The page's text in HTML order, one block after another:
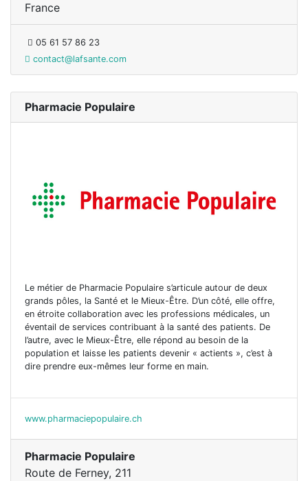
France
05 61 57 86 23
contact@lafsante.com
Pharmacie Populaire
Le métier de Pharmacie Populaire s’articule autour de deux
grands pôles, la Santé et le Mieux-Être. D’un côté, elle offre,
en étroite collaboration avec les professions médicales, un
éventail de services contribuant à la santé des patients. De
l’autre, avec le Mieux-Être, elle répond au besoin de la
population et laisse les patients devenir « actients », c’est à
dire prendre eux-mêmes leur forme en main.
www.pharmaciepopulaire.ch
Pharmacie Populaire
Route de Ferney, 211